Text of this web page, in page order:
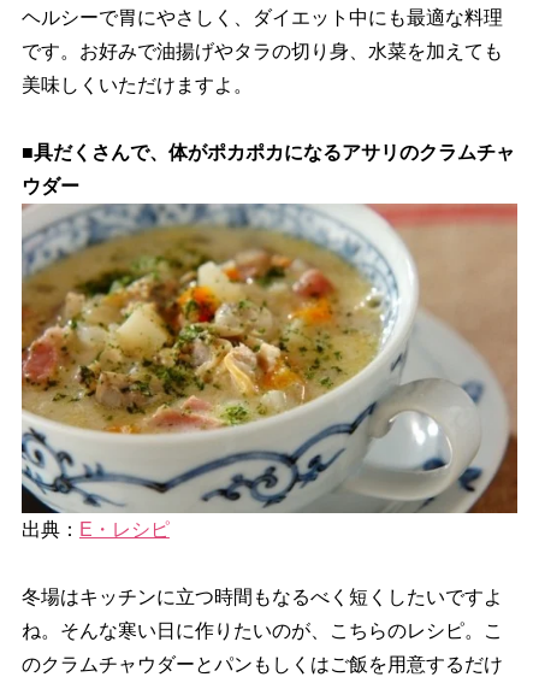
ヘルシーで胃にやさしく、ダイエット中にも最適な料理
です。お好みで油揚げやタラの切り身、水菜を加えても
美味しくいただけますよ。
■具だくさんで、体がポカポカになるアサリのクラムチャ
ウダー
出典： E・レシピ
冬場はキッチンに立つ時間もなるべく短くしたいですよ
ね。そんな寒い日に作りたいのが、こちらのレシピ。こ
のクラムチャウダーとパンもしくはご飯を用意するだけ